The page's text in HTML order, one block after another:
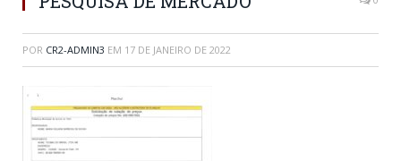
POR CR2-ADMIN3 EM 17 DE JANEIRO DE 2022